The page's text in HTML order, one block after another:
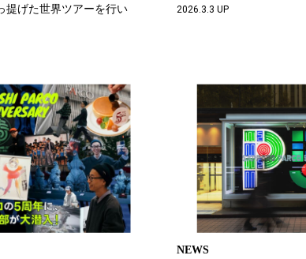
提げた世界ツアーを行い
2026.3.3 UP
NEWS